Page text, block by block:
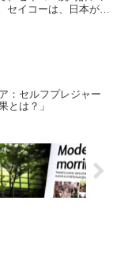
イコーは、日本が世
：セルフプレジャー
とは？」